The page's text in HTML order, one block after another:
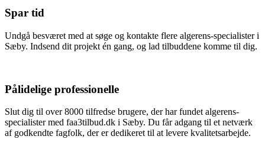
Spar tid
Undgå besværet med at søge og kontakte flere algerens-specialister i
Sæby. Indsend dit projekt én gang, og lad tilbuddene komme til dig.
Pålidelige professionelle
Slut dig til over 8000 tilfredse brugere, der har fundet algerens-
specialister med faa3tilbud.dk i Sæby. Du får adgang til et netværk
af godkendte fagfolk, der er dedikeret til at levere kvalitetsarbejde.